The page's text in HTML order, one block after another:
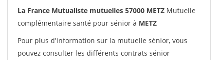
La France Mutualiste mutuelles 57000 METZ Mutuelle
complémentaire santé pour sénior à METZ
Pour plus d'information sur la mutuelle sénior, vous
pouvez consulter les différents contrats sénior